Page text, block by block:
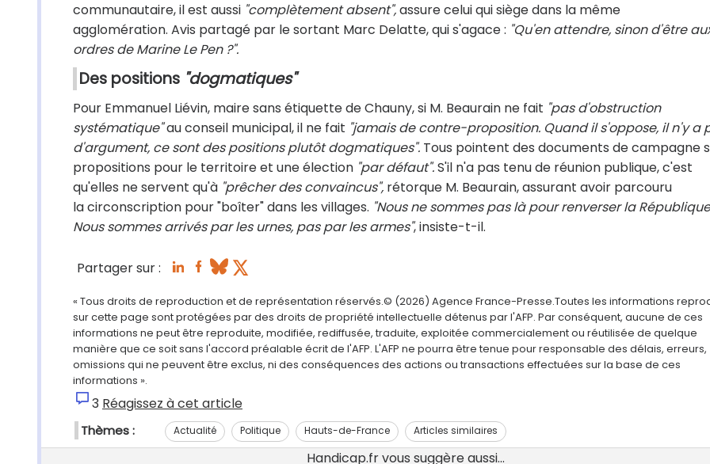
communautaire, il est aussi "complètement absent",assure celui qui siège dans la même
agglomération. Avis partagé par le sortant Marc Delatte, qui s'agace : "Qu'en attendre, sinon d'être
ordres de Marine Le Pen ?".
Des positions "dogmatiques"
Pour Emmanuel Liévin, maire sans étiquette de Chauny, si M. Beaurain ne fait "pas d'obstruction
systématique"au conseil municipal, il ne fait "jamais de contre-proposition. Quand il s'oppose, il n'y a
d'argument, ce sont des positions plutôt dogmatiques". Tous pointent des documents de campagne
propositions pour le territoire et une élection "par défaut".S'il n'a pas tenu de réunion publique, c'est
qu'elles ne servent qu'à "prêcher des convaincus", rétorque M. Beaurain, assurant avoir parcouru
la circonscription pour "boîter" dans les villages. "Nous ne sommes pas là pour renverser la
Nous sommes arrivés par les urnes, pas par les armes", insiste-t-il.
Partager sur :
« Tous droits de reproduction et de représentation réservés.© (2026) Agence France-Presse.Toutes les informations
sur cette page sont protégées par des droits de propriété intellectuelle détenus par l'AFP. Par conséquent, aucune de ces
informations ne peut être reproduite, modifiée, rediffusée, traduite, exploitée commercialement ou réutilisée de quelque
manière que ce soit sans l'accord préalable écrit de l'AFP. L'AFP ne pourra être tenue pour responsable des délais, erreurs,
omissions qui ne peuvent être exclus, ni des conséquences des actions ou transactions effectuées sur la base de ces
informations ».
3 Réagissez à cet article
Thèmes : Actualité Politique Hauts-de-France Articles similaires
Handicap.fr vous suggère aussi...